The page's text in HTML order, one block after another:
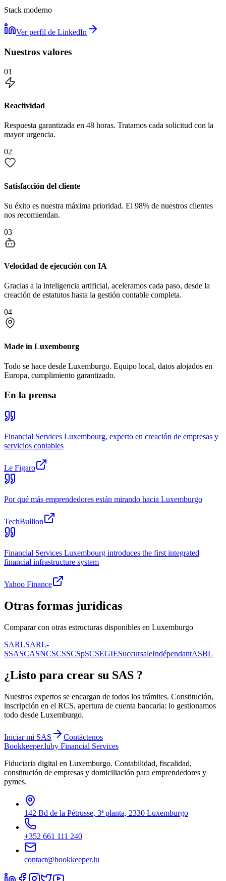
Stack moderno
Ver perfil de LinkedIn
Nuestros valores
01
Reactividad
Respuesta garantizada en 48 horas. Tratamos cada solicitud con la
mayor urgencia.
02
Satisfacción del cliente
Su éxito es nuestra máxima prioridad. El 98% de nuestros clientes
nos recomiendan.
03
Velocidad de ejecución con IA
Gracias a la inteligencia artificial, aceleramos cada paso, desde la
creación de estatutos hasta la gestión contable completa.
04
Made in Luxembourg
Todo se hace desde Luxemburgo. Equipo local, datos alojados en
Europa, cumplimiento garantizado.
En la prensa
Financial Services Luxembourg, experto en creación de empresas y
servicios contables
Le Figaro
Por qué más emprendedores están mirando hacia Luxemburgo
TechBullion
Financial Services Luxembourg introduces the first integrated
financial infrastructure system
Yahoo Finance
Otras formas jurídicas
Comparar con otras estructuras disponibles en Luxemburgo
SARLSARL-
SSASCASNCSCSSCSpSCSEGIESuccursaleIndépendantASBL
¿Listo para crear su SAS ?
Nuestros expertos se encargan de todos los trámites. Constitución,
inscripción en el RCS, apertura de cuenta bancaria: lo gestionamos
todo desde Luxemburgo.
Iniciar mi SAS
Contáctenos
Bookkeeper.luby Financial Services
Fiduciaria digital en Luxemburgo. Contabilidad, fiscalidad,
constitución de empresas y domiciliación para emprendedores y
pymes.
142 Bd de la Pétrusse, 3ª planta, 2330 Luxemburgo
+352 661 111 240
contact@bookkeeper.lu